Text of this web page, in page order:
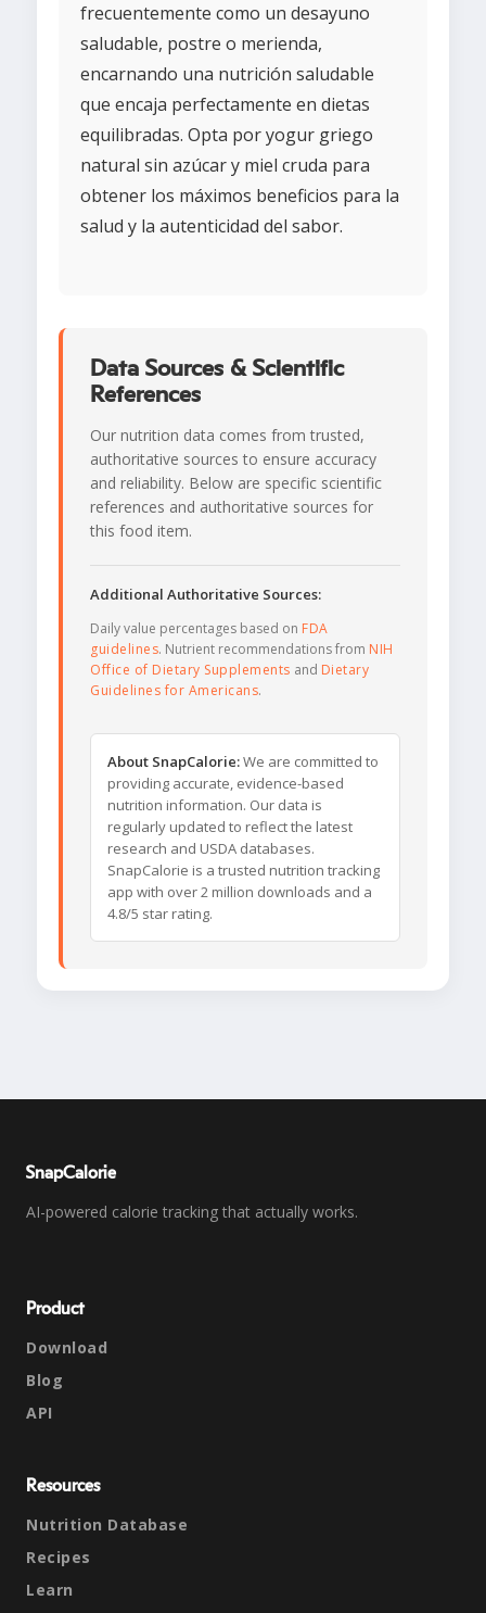
frecuentemente como un desayuno
saludable, postre o merienda,
encarnando una nutrición saludable
que encaja perfectamente en dietas
equilibradas. Opta por yogur griego
natural sin azúcar y miel cruda para
obtener los máximos beneficios para la
salud y la autenticidad del sabor.
Data Sources & Scientific
References
Our nutrition data comes from trusted,
authoritative sources to ensure accuracy
and reliability. Below are specific scientific
references and authoritative sources for
this food item.
Additional Authoritative Sources:
Daily value percentages based on FDA
guidelines. Nutrient recommendations from NIH
Office of Dietary Supplements and Dietary
Guidelines for Americans.
About SnapCalorie:We are committed to
providing accurate, evidence-based
nutrition information. Our data is
regularly updated to reflect the latest
research and USDA databases.
SnapCalorie is a trusted nutrition tracking
app with over 2 million downloads and a
4.8/5 star rating.
SnapCalorie
AI-powered calorie tracking that actually works.
Product
Download
Blog
API
Resources
Nutrition Database
Recipes
Learn